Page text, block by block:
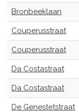
Bronbeeklaan
Couperusstraat
Couperusstraat
Da Costastraat
Da Costastraat
De Genestetstraat